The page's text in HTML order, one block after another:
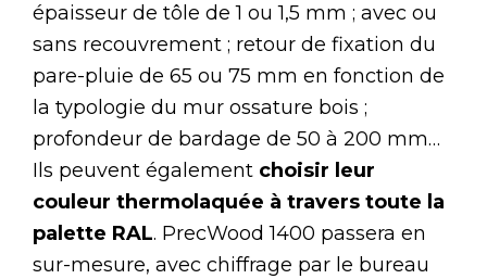
épaisseur de tôle de 1 ou 1,5 mm ; avec ou
sans recouvrement ; retour de fixation du
pare-pluie de 65 ou 75 mm en fonction de
la typologie du mur ossature bois ;
profondeur de bardage de 50 à 200 mm…
Ils peuvent également choisir leur
couleur thermolaquée à travers toute la
palette RAL. PrecWood 1400 passera en
sur-mesure, avec chiffrage par le bureau